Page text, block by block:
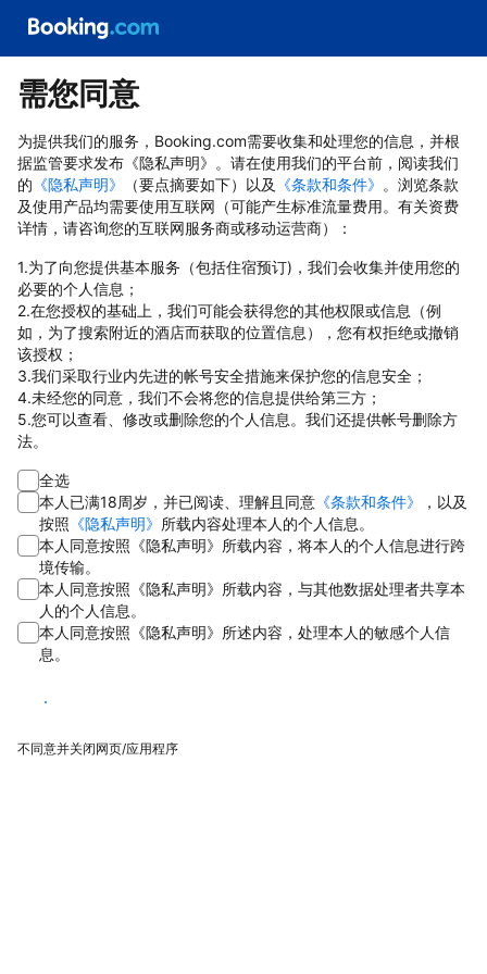
需您同意
为提供我们的服务，Booking.com需要收集和处理您的信息，并根
据监管要求发布《隐私声明》。请在使用我们的平台前，阅读我们
的 《隐私声明》 （要点摘要如下）以及 《条款和条件》 。浏览条款
及使用产品均需要使用互联网（可能产生标准流量费用。有关资费
详情，请咨询您的互联网服务商或移动运营商）：
1.为了向您提供基本服务（包括住宿预订)，我们会收集并使用您的
必要的个人信息；
2.在您授权的基础上，我们可能会获得您的其他权限或信息（例
如，为了搜索附近的酒店而获取的位置信息），您有权拒绝或撤销
该授权；
3.我们采取行业内先进的帐号安全措施来保护您的信息安全；
4.未经您的同意，我们不会将您的信息提供给第三方；
5.您可以查看、修改或删除您的个人信息。我们还提供帐号删除方
法。
全选
本人已满18周岁，并已阅读、理解且同意 《条款和条件》
，以及
按照 《隐私声明》 所载内容处理本人的个人信息。
本人同意按照《隐私声明》所载内容，将本人的个人信息进行跨
境传输。
本人同意按照《隐私声明》所载内容，与其他数据处理者共享本
人的个人信息。
本人同意按照《隐私声明》所述内容，处理本人的敏感个人信
息。
同意
不同意并关闭网页/应用程序